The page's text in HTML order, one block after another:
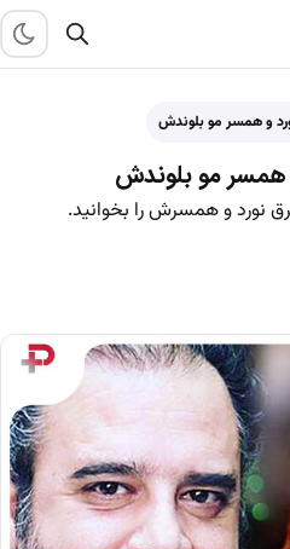
و همسر مو بلوندش
همسر مو بلوندش
نورد و همسرش را بخوانید.